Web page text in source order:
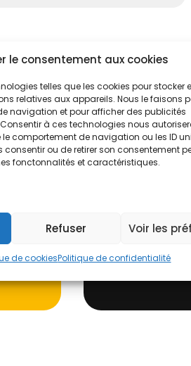
le consentement aux cookies
telles que les cookies pour stocker
relatives aux appareils. Nous le faisons
navigation et pour afficher des publicités
à ces technologies nous
comportement de navigation ou les ID
consentir ou de retirer son consentement
fonctonnalités et caractéristiques.
Refuser Voir les
de cookiesPolitique de confidentialité
➝ Gratuit, sans